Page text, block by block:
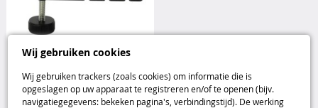
Wij gebruiken cookies
Wij gebruiken trackers (zoals cookies) om informatie die is
opgeslagen op uw apparaat te registreren en/of te openen (bijv.
navigatiegegevens: bekeken pagina's, verbindingstijd). De werking
oplossing met de Dynavox TM1
koptelefoonhouderDynavox